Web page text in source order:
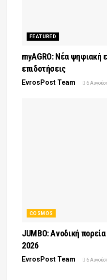
FEATURED
myAGRO: Νέα ψηφιακή
επιδοτήσεις
EvrosPost Team 6
COSMOS
JUMBO: Ανοδική
2026
EvrosPost Team 6